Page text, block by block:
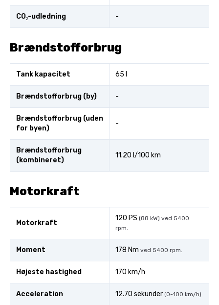
CO₂-udledning -
Brændstofforbrug
Tank kapacitet 65 l
Brændstofforbrug (by) -
Brændstofforbrug (uden
for byen)
-
Brændstofforbrug
(kombineret)
11.20 l/100 km
Motorkraft
Motorkraft
120 PS (88 kW) ved 5400
rpm.
Moment 178 Nm ved 5400 rpm.
Højeste hastighed 170 km/h
Acceleration 12.70 sekunder (0-100 km/h)